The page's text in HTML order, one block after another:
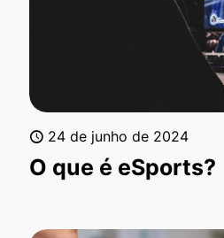
24 de junho de 2024
O que é eSports?